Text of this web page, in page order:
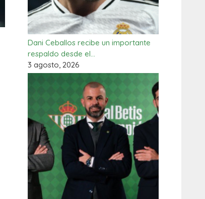
Dani Ceballos recibe un importante
respaldo desde el…
3 agosto, 2026